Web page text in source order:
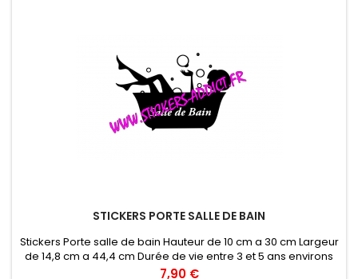
STICKERS PORTE SALLE DE BAIN
Stickers Porte salle de bain Hauteur de 10 cm a 30 cm Largeur
de 14,8 cm a 44,4 cm Durée de vie entre 3 et 5 ans environs
Pose facile livré directement sur papier transfert.
Prix
7,90 €